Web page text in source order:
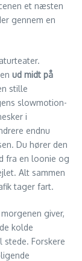
et næsten
gennem en
ud midt på
stille
slowmotion-
i
endnu
Du hører den
fra en loonie og
Alt sammen
tager fart.
giver,
kolde
stede. Forskere